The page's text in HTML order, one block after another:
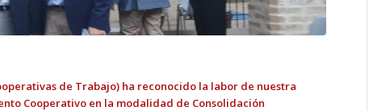
de Trabajo) ha reconocido la labor de nuestra
Cooperativo en la modalidad de Consolidación